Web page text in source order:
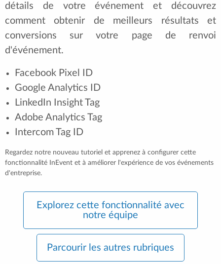
détails de votre événement et découvrez
comment obtenir de meilleurs résultats et
conversions sur votre page de renvoi
d'événement.
Facebook Pixel ID
Google Analytics ID
LinkedIn Insight Tag
Adobe Analytics Tag
Intercom Tag ID
Regardez notre nouveau tutoriel et apprenez à configurer cette
fonctionnalité InEvent et à améliorer l'expérience de vos événements
d'entreprise.
Explorez cette fonctionnalité avec
notre équipe
Parcourir les autres rubriques